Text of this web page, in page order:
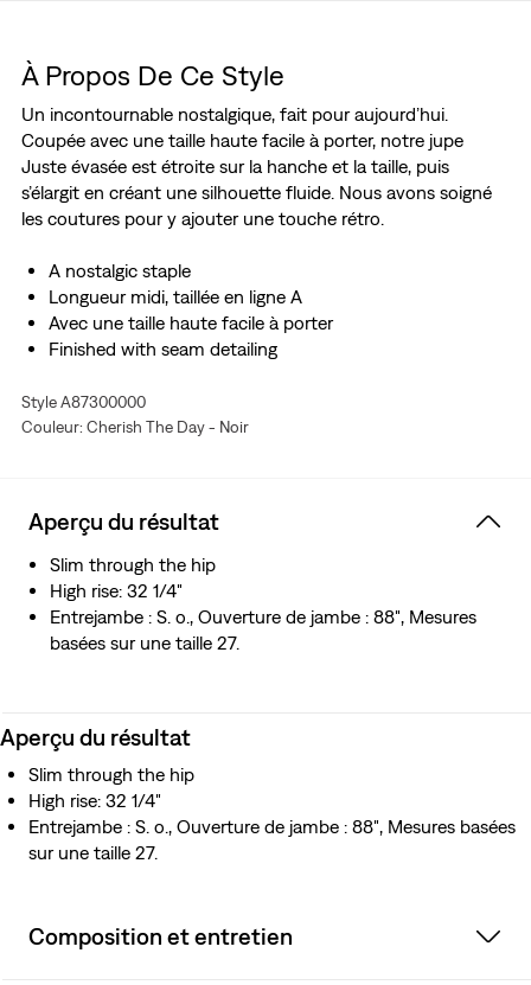
À Propos De Ce Style
Un incontournable nostalgique, fait pour aujourd’hui.
Coupée avec une taille haute facile à porter, notre jupe
Juste évasée est étroite sur la hanche et la taille, puis
s’élargit en créant une silhouette fluide. Nous avons soigné
les coutures pour y ajouter une touche rétro.
A nostalgic staple
Longueur midi, taillée en ligne A
Avec une taille haute facile à porter
Finished with seam detailing
Style A87300000
Couleur: Cherish The Day - Noir
Aperçu du résultat
Slim through the hip
High rise: 32 1/4"
Entrejambe : S. o., Ouverture de jambe : 88″, Mesures
basées sur une taille 27.
Aperçu du résultat
Slim through the hip
High rise: 32 1/4"
Entrejambe : S. o., Ouverture de jambe : 88″, Mesures basées
sur une taille 27.
Composition et entretien